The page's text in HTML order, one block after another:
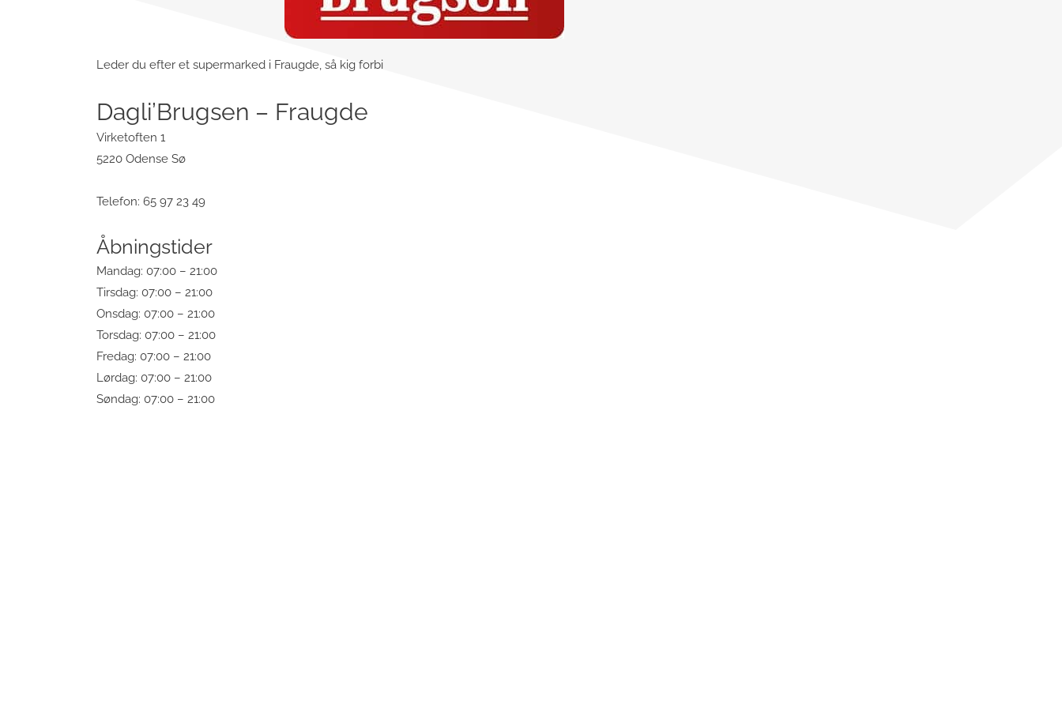
Leder du efter et supermarked i Fraugde, så kig forbi
Dagli’Brugsen – Fraugde
Virketoften 1
5220 Odense Sø
Telefon: 65 97 23 49
Åbningstider
Mandag: 07:00 – 21:00
Tirsdag: 07:00 – 21:00
Onsdag: 07:00 – 21:00
Torsdag: 07:00 – 21:00
Fredag: 07:00 – 21:00
Lørdag: 07:00 – 21:00
Søndag: 07:00 – 21:00